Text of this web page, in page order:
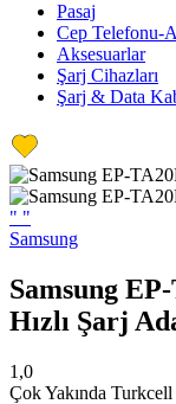
Pasaj
Cep Telefonu-
Aksesuarlar
Şarj Cihazları
Şarj & Data
" "
Samsung
Samsung
Hızlı Şarj
1,0
Çok Yakında Turkcell